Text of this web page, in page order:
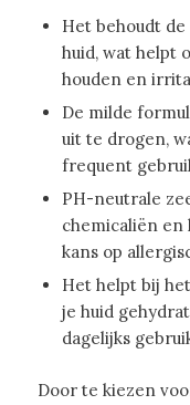
Het behoudt
huid, wat helpt
houden en
De milde
uit te drogen,
frequent
PH-neutrale
chemicaliën en
kans op
Het helpt bij
je huid
dagelijks
Door te kiezen